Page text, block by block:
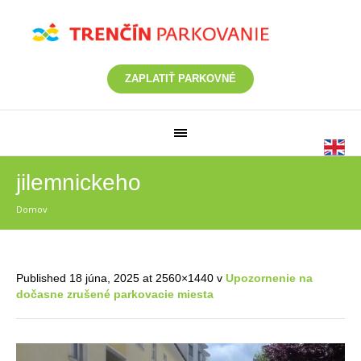
ZAPLATIŤ PARKOVNÉ
jilemnickeho
Domov
Published 18 júna, 2025 at 2560×1440 v Upozornenie na
dočasne zrušené parkovacie miesta